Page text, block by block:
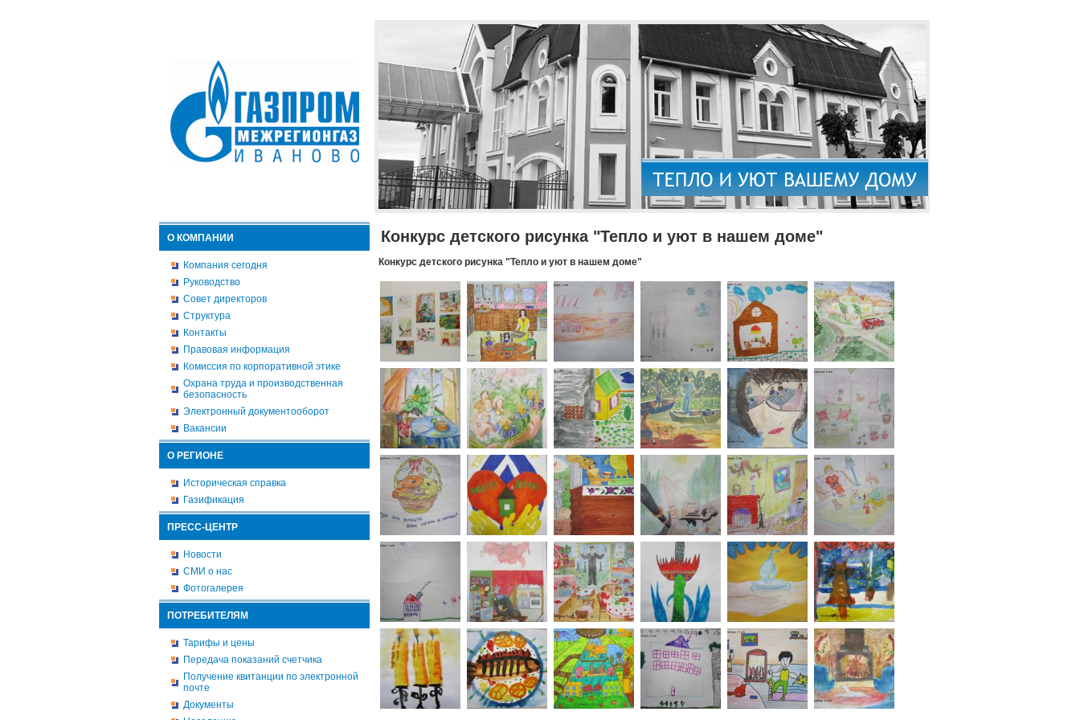
О КОМПАНИИ
Компания сегодня
Руководство
Совет директоров
Структура
Контакты
Правовая информация
Комиссия по корпоративной этике
Охрана труда и производственная
безопасность
Электронный документооборот
Вакансии
О РЕГИОНЕ
Историческая справка
Газификация
ПРЕСС-ЦЕНТР
Новости
СМИ о нас
Фотогалерея
ПОТРЕБИТЕЛЯМ
Тарифы и цены
Передача показаний счетчика
Получение квитанции по электронной
почте
Документы
Конкурс детского рисунка "Тепло и уют в нашем доме"
Конкурс детского рисунка "Тепло и уют в нашем доме"